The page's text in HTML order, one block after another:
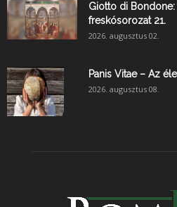
Giotto di
freskósorozat 21.
2026. augusztus 02.
Panis Vitae – Az
2026. augusztus 08.